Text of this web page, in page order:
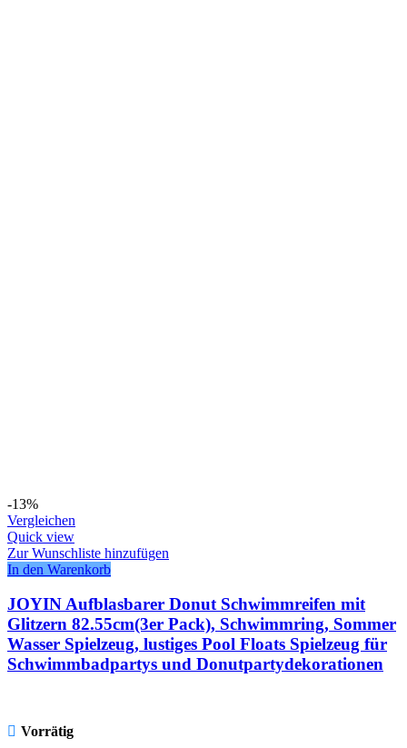
-13%
Vergleichen
Quick view
Zur Wunschliste hinzufügen
In den Warenkorb
JOYIN Aufblasbarer Donut Schwimmreifen mit
Glitzern 82.55cm(3er Pack), Schwimmring, Sommer
Wasser Spielzeug, lustiges Pool Floats Spielzeug für
Schwimmbadpartys und Donutpartydekorationen
Vorrätig